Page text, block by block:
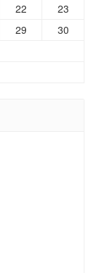
22
23
29
30